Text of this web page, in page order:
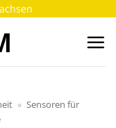
» Sensoren für